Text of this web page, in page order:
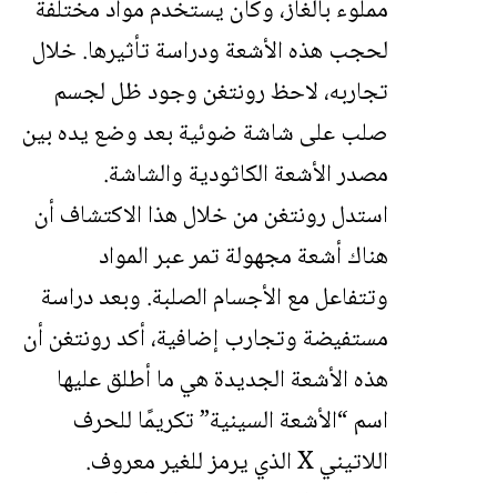
مملوء بالغاز، وكان يستخدم مواد مختلفة
لحجب هذه الأشعة ودراسة تأثيرها. خلال
تجاربه، لاحظ رونتغن وجود ظل لجسم
صلب على شاشة ضوئية بعد وضع يده بين
مصدر الأشعة الكاثودية والشاشة.
استدل رونتغن من خلال هذا الاكتشاف أن
هناك أشعة مجهولة تمر عبر المواد
وتتفاعل مع الأجسام الصلبة. وبعد دراسة
مستفيضة وتجارب إضافية، أكد رونتغن أن
هذه الأشعة الجديدة هي ما أطلق عليها
اسم “الأشعة السينية” تكريمًا للحرف
اللاتيني X الذي يرمز للغير معروف.